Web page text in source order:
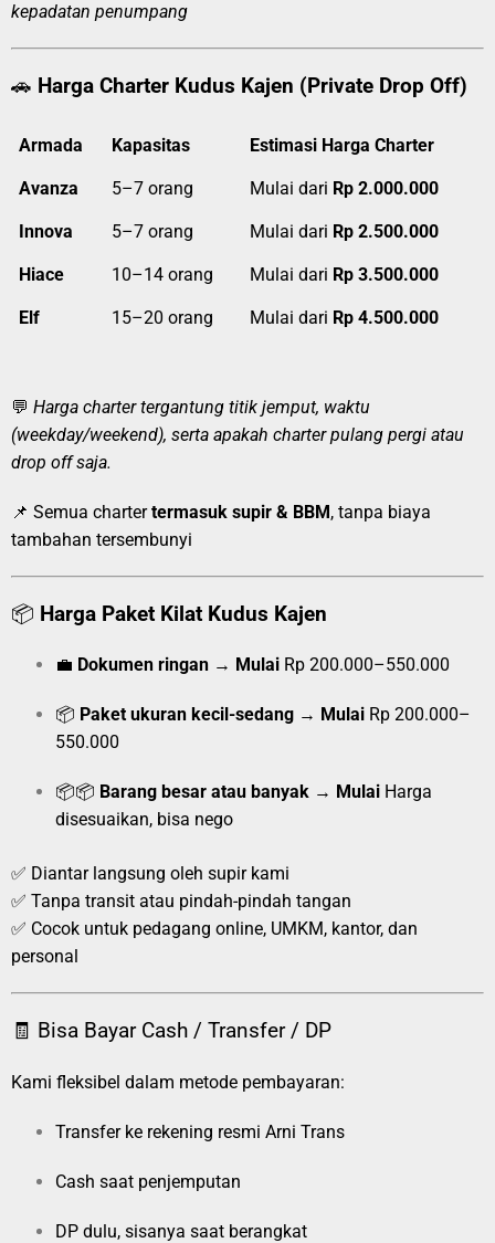
kepadatan penumpang
🚗 Harga Charter Kudus Kajen (Private Drop Off)
Armada Kapasitas Estimasi Harga Charter
Avanza 5–7 orang Mulai dari Rp 2.000.000
Innova 5–7 orang Mulai dari Rp 2.500.000
Hiace 10–14 orang Mulai dari Rp 3.500.000
Elf 15–20 orang Mulai dari Rp 4.500.000
💬 Harga charter tergantung titik jemput, waktu
(weekday/weekend), serta apakah charter pulang pergi atau
drop off saja.
📌 Semua chartertermasuk supir & BBM, tanpa biaya
tambahan tersembunyi
📦 Harga Paket Kilat Kudus Kajen
💼 Dokumen ringan → Mulai Rp 200.000–550.000
📦 Paket ukuran kecil-sedang → Mulai Rp 200.000–
550.000
📦📦 Barang besar atau banyak → Mulai Harga
disesuaikan, bisa nego
✅ Diantar langsung oleh supir kami
✅ Tanpa transit atau pindah-pindah tangan
✅ Cocok untuk pedagang online, UMKM, kantor, dan
personal
🧾 Bisa Bayar Cash / Transfer / DP
Kami fleksibel dalam metode pembayaran:
Transfer ke rekening resmi Arni Trans
Cash saat penjemputan
DP dulu, sisanya saat berangkat